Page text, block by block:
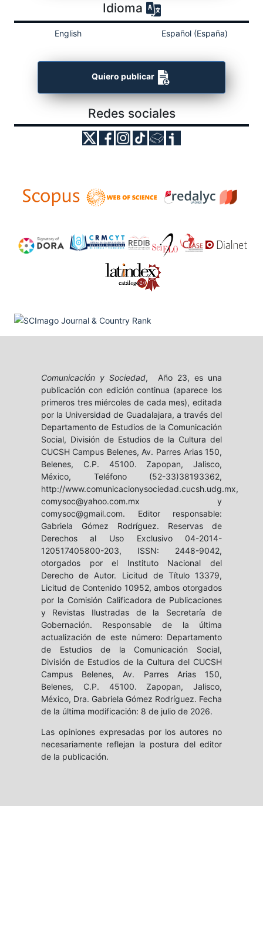
Idioma
English Español (España)
Quiero publicar
Redes sociales
Comunicación y Sociedad, Año 23, es una
publicación con edición continua (aparece los
primeros tres miércoles de cada mes), editada
por la Universidad de Guadalajara, a través del
Departamento de Estudios de la Comunicación
Social, División de Estudios de la Cultura del
CUCSH Campus Belenes, Av. Parres Arias 150,
Belenes, C.P. 45100. Zapopan, Jalisco,
México, Teléfono (52-33)38193362,
http://www.comunicacionysociedad.cucsh.udg.mx,
comysoc@yahoo.com.mx y
comysoc@gmail.com. Editor responsable:
Gabriela Gómez Rodríguez. Reservas de
Derechos al Uso Exclusivo 04-2014-
120517405800-203, ISSN: 2448-9042,
otorgados por el Instituto Nacional del
Derecho de Autor. Licitud de Título 13379,
Licitud de Contenido 10952, ambos otorgados
por la Comisión Calificadora de Publicaciones
y Revistas Ilustradas de la Secretaría de
Gobernación. Responsable de la última
actualización de este número: Departamento
de Estudios de la Comunicación Social,
División de Estudios de la Cultura del CUCSH
Campus Belenes, Av. Parres Arias 150,
Belenes, C.P. 45100. Zapopan, Jalisco,
México, Dra. Gabriela Gómez Rodríguez. Fecha
de la última modificación: 8 de julio de 2026.
Las opiniones expresadas por los autores no
necesariamente reflejan la postura del editor
de la publicación.